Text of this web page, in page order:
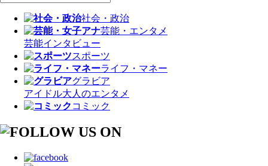
社会・政治
芸能・エンタメ
芸能インタビュー
スポーツ
ライフ・マネー
グラビア
アイドル大人のエンタメ
コミック